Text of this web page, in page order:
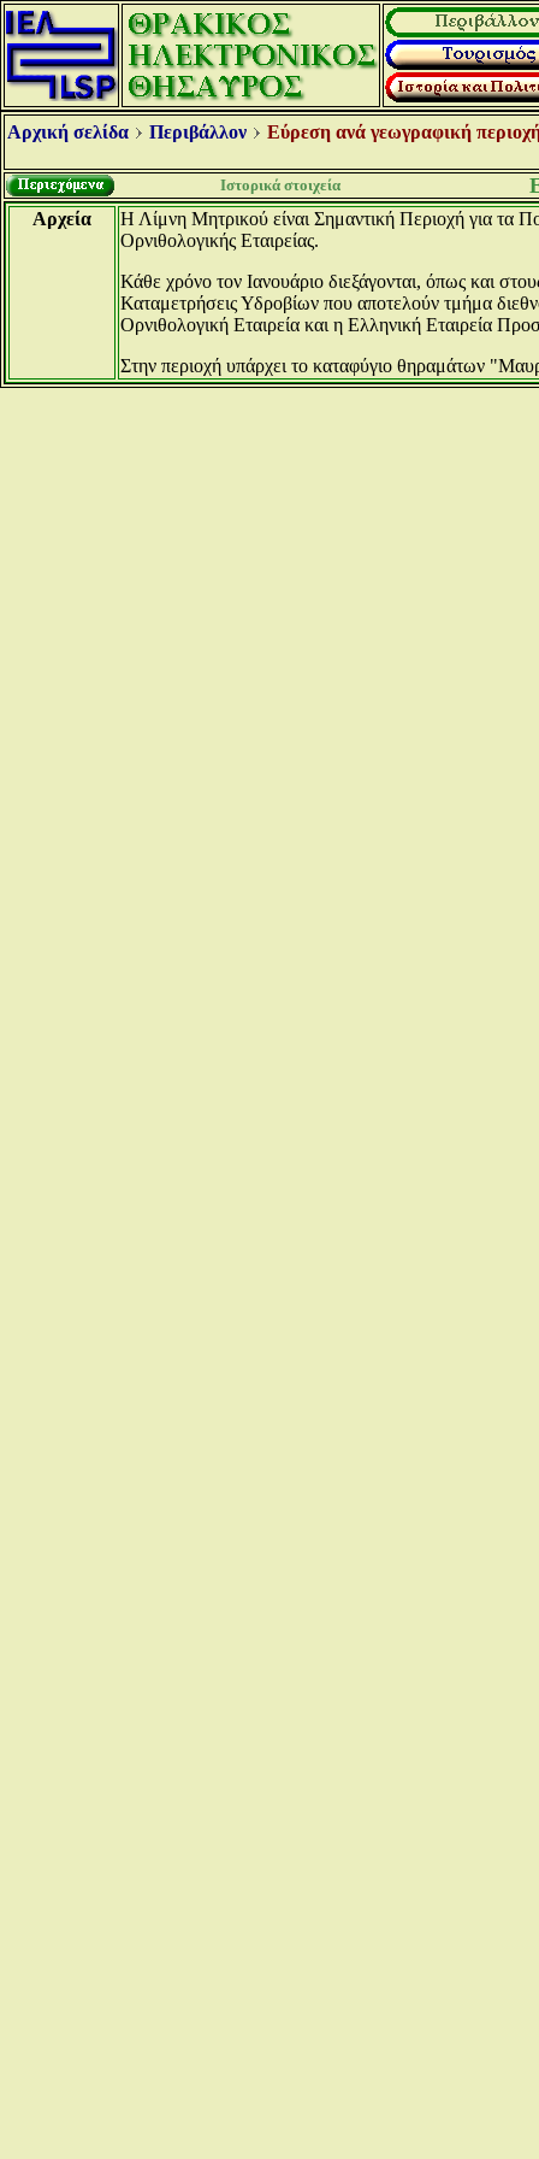
Αρχική σελίδα Περιβάλλον Εύρεση ανά γεωγραφική
Ιστορικά στοιχεία
Αρχεία
Η Λίμνη Μητρικού είναι Σημαντική Περιοχή για τα
Ορνιθολογικής Εταιρείας.
Κάθε χρόνο τον Ιανουάριο διεξάγονται, όπως και
Καταμετρήσεις Υδροβίων που αποτελούν τμήμα
Ορνιθολογική Εταιρεία και η Ελληνική Εταιρεία
Στην περιοχή υπάρχει το καταφύγιο θηραμάτων